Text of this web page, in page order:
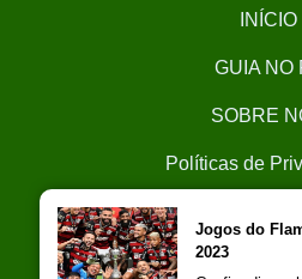
INÍCIO
GUIA NO
SOBRE
Políticas de
Trabalhe
Jogos do
2023